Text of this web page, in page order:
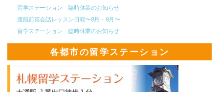
留学ステーション 臨時休業のお知らせ
渡航前英会話レッスン日程〜8月・9月〜
留学ステーション 臨時休業のお知らせ
各都市の留学ステーション